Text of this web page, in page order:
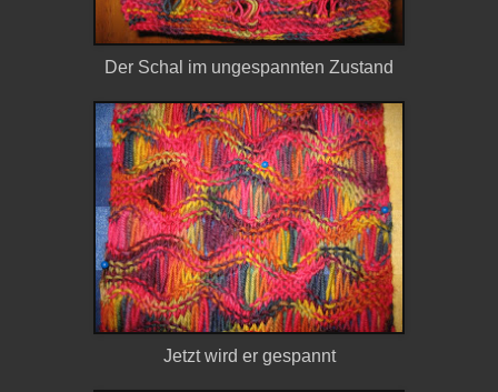
Der Schal im ungespannten Zustand
Jetzt wird er gespannt